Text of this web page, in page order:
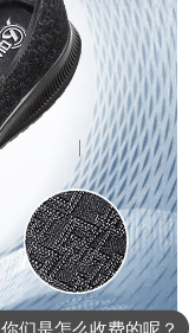
你们是怎么收费的呢？